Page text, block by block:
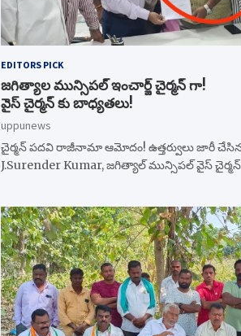
EDITORS PICK
జగిత్యాల మున్సిపల్ ఇంచార్జ్ చైర్మన్ గా!
వైస్ చైర్మన్ కు బాధ్యతలు!
uppunews
చైర్మన్ పదవి రాజీనామా ఆమోదం! ఉత్తర్వులు జారీ చేసిన
J.Surender Kumar, జగిత్యాల్ మున్సిపల్ వైస్